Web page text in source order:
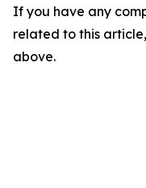
If you have any
related to this
above.